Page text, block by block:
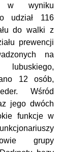
w wyniku
udział 116
do walki z
prewencji
na
lubuskiego,
12 osób,
Wśród
jego dwóch
funkcje w
grupy